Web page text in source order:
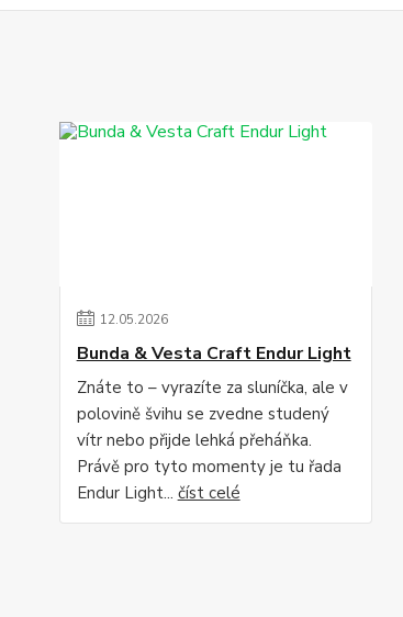
12.05.2026
Bunda & Vesta Craft Endur Light
Znáte to – vyrazíte za sluníčka, ale v
polovině švihu se zvedne studený
vítr nebo přijde lehká přeháňka.
Právě pro tyto momenty je tu řada
Endur Light... číst celé